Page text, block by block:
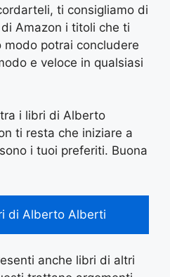
ti consigliamo di
Amazon i titoli che ti
potrai concludere
e veloce in qualsiasi
i libri di Alberto
ti resta che iniziare a
i tuoi preferiti. Buona
di Alberto Alberti
anche libri di altri